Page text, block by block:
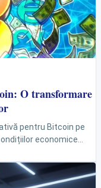
O transformare
pentru Bitcoin pe
economice